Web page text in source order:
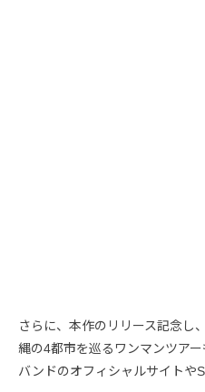
さらに、本作のリリース記念し
縄の4都市を巡るワンマンツア
バンドのオフィシャルサイトや